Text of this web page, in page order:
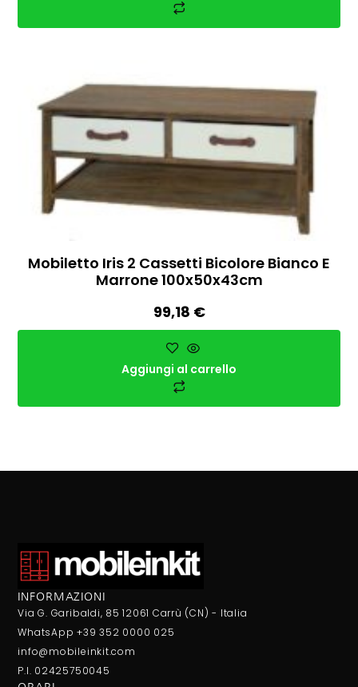
Mobiletto Iris 2 Cassetti Bicolore Bianco E
Marrone 100x50x43cm
99,18 €
Aggiungi al carrello
INFORMAZIONI
Via G. Garibaldi, 85 12061 Carrù (CN) - Italia
WhatsApp +39 352 0000 025
info@mobileinkit.com
P.I. 02425750045